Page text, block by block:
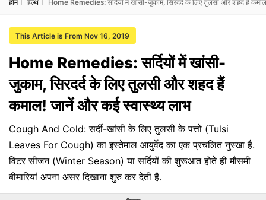
होम हेल्थ Home Remedies: सर्दियों में खांसी-जुकाम, सिरदर्द के लिए तुलसी और शहद हैं
This Article is From Nov 16, 2019
Home Remedies: सर्दियों में खांसी-
जुकाम, सिरदर्द के लिए तुलसी और शहद हैं
कमाल! जानें और कई स्वास्थ्य लाभ
Cough And Cold: सर्दी-खांसी के लिए तुलसी के पत्तों (Tulsi
Leaves For Cough) का इस्तेमाल आयुर्वेद का एक प्रचलित नुस्खा है.
विंटर सीजन (Winter Season) या सर्दियों की शुरूआत होते ही मौसमी
बीमारियां अपना असर दिखाना शुरु कर देती हैं.